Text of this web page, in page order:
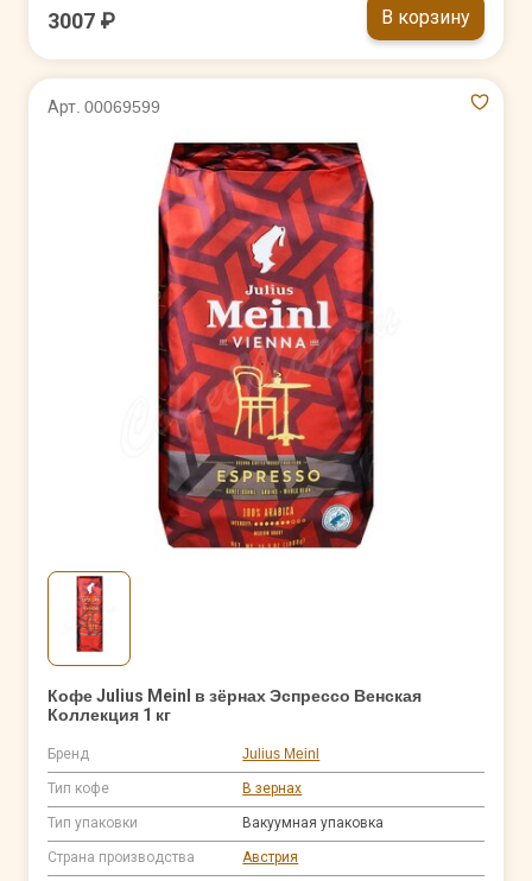
3007 ₽ В корзину
Арт. 00069599
Кофе Julius Meinl в зёрнах Эспрессо Венская
Коллекция 1 кг
Бренд Julius Meinl
Тип кофе В зернах
Тип упаковки Вакуумная упаковка
Страна производства Австрия